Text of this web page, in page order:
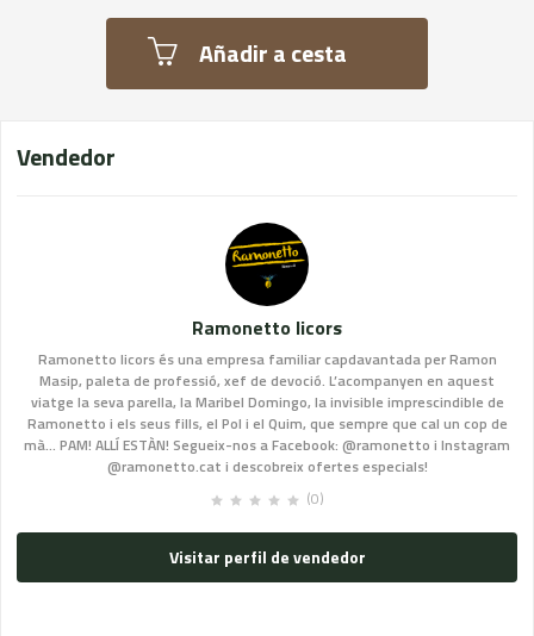
Añadir a cesta
Vendedor
Ramonetto licors
Ramonetto licors és una empresa familiar capdavantada per Ramon
Masip, paleta de professió, xef de devoció. L’acompanyen en aquest
viatge la seva parella, la Maribel Domingo, la invisible imprescindible de
Ramonetto i els seus fills, el Pol i el Quim, que sempre que cal un cop de
mà... PAM! ALLÍ ESTÀN! Segueix-nos a Facebook: @ramonetto i Instagram
@ramonetto.cat i descobreix ofertes especials!
(0)
Visitar perfil de vendedor